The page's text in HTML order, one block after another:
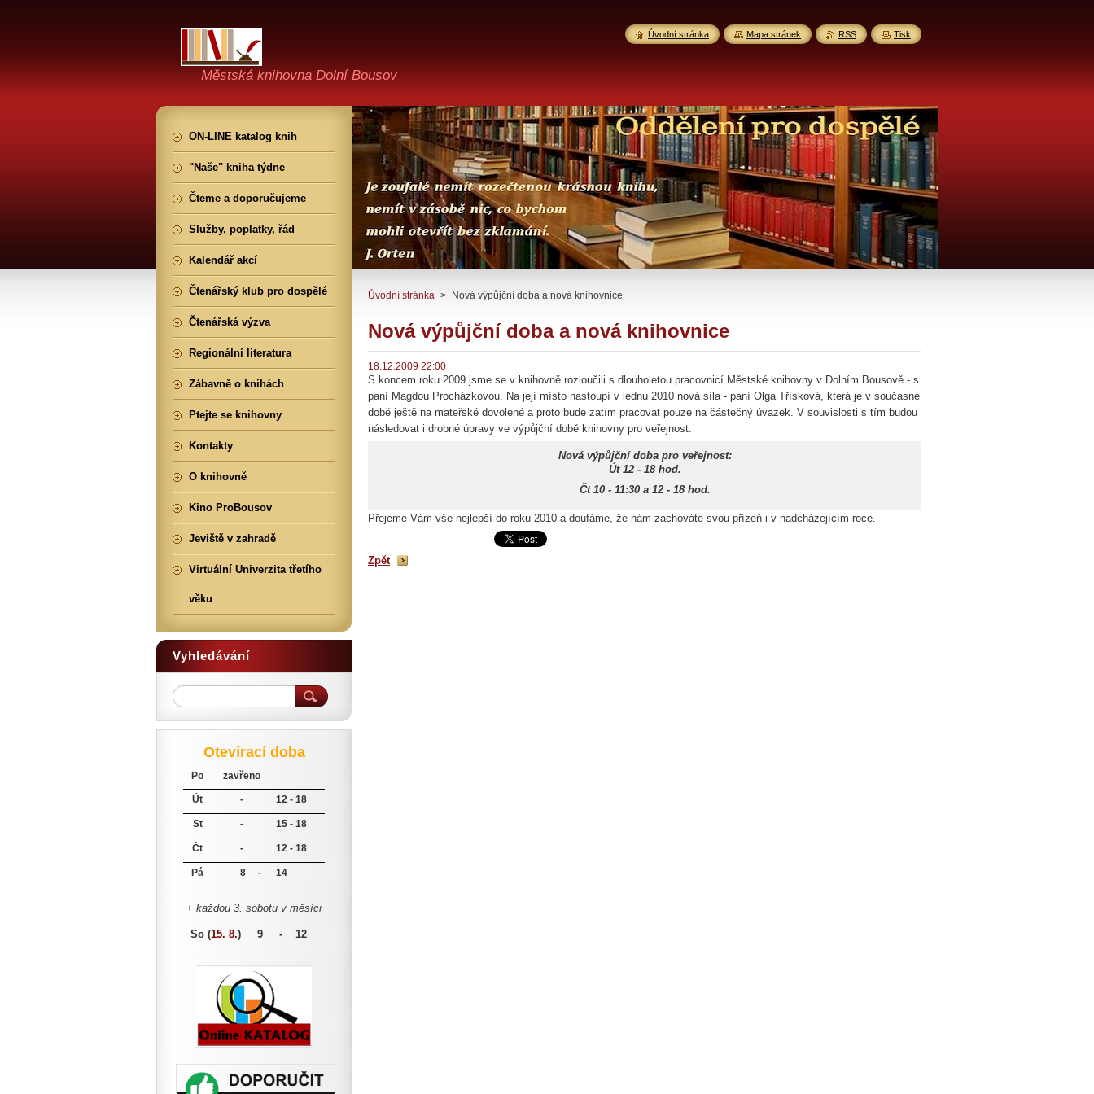
Městská knihovna Dolní Bousov
Úvodní stránka > Nová výpůjční doba a nová knihovnice
Nová výpůjční doba a nová knihovnice
18.12.2009 22:00
S koncem roku 2009 jsme se v knihovně rozloučili s dlouholetou pracovnicí Městské knihovny v Dolním Bousově - s
paní Magdou Procházkovou. Na její místo nastoupí v lednu 2010 nová síla - paní Olga Třísková, která je v současné
době ještě na mateřské dovolené a proto bude zatím pracovat pouze na částečný úvazek. V souvislosti s tím budou
následovat i drobné úpravy ve výpůjční době knihovny pro veřejnost.
Nová výpůjční doba pro veřejnost:
Út 12 - 18 hod.
Čt 10 - 11:30 a 12 - 18 hod.
Přejeme Vám vše nejlepší do roku 2010 a doufáme, že nám zachováte svou přízeň i v nadcházejícím roce.
Zpět
ON-LINE katalog knih
"Naše" kniha týdne
Čteme a doporučujeme
Služby, poplatky, řád
Kalendář akcí
Čtenářský klub pro dospělé
Čtenářská výzva
Regionální literatura
Zábavně o knihách
Ptejte se knihovny
Kontakty
O knihovně
Kino ProBousov
Jeviště v zahradě
Virtuální Univerzita třetího
věku
Vyhledávání
Otevírací doba
Po zavřeno
Út - 12 - 18
St - 15 - 18
Čt - 12 - 18
Pá 8 - 14
+ každou 3. sobotu v měsíci
So (15. 8.) 9 - 12
Úvodní stránka Mapa stránek RSS Tisk